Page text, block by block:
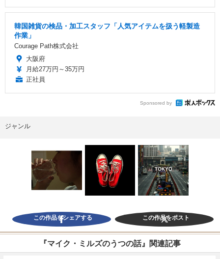
韓国雑貨の検品・加工スタッフ「人気アイテムを扱う軽製造
作業」
Courage Path株式会社
大阪府
月給27万円～35万円
正社員
Sponsored by
ジャンル
この作品をシェアする この作品をポスト
『マイク・ミルズのうつの話』関連記事